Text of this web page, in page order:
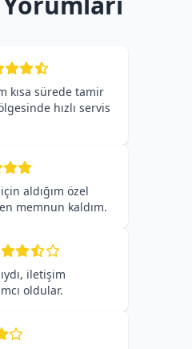
kısa sürede tamir
hızlı servis
aldığım özel
memnun kaldım.
iletişim
oldular.